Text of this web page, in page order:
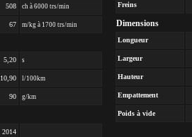
508 ch à 6000 trs/min
67 m/kg à 1700 trs/min
5,20 s
10,90 l/100km
90 g/km
2014
Freins
Dimensions
Longueur
Largeur
Hauteur
Empattement
Poids à vide